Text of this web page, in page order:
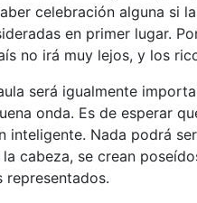
celebración alguna si
en primer lugar.
no irá muy lejos, y los
será igualmente
onda. Es de esperar
Nada podrá
cabeza, se crean
representados.